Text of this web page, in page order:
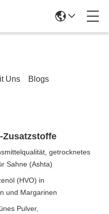
Uns Blogs
Zusatzstoffe
getrocknetes
Sahne (Ashta)
(HVO) in
und Margarinen
Pulver,